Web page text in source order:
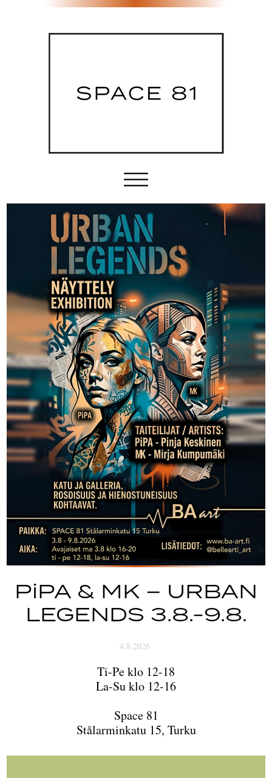
Etusivu
Tila & palvelut
Sijainti
Tapahtumat
Yhteys
PiPA & MK – URBAN
LEGENDS 3.8.-9.8.
4.8.2026
Ti-Pe klo 12-18
La-Su klo 12-16
Space 81
Stålarminkatu 15, Turku